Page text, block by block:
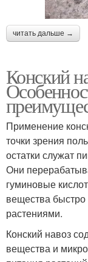
читать дальше →
Конский
Применение
точки зрения
остатки служат
Они
гуминовые
вещества
растениями.
Конский навоз
вещества и